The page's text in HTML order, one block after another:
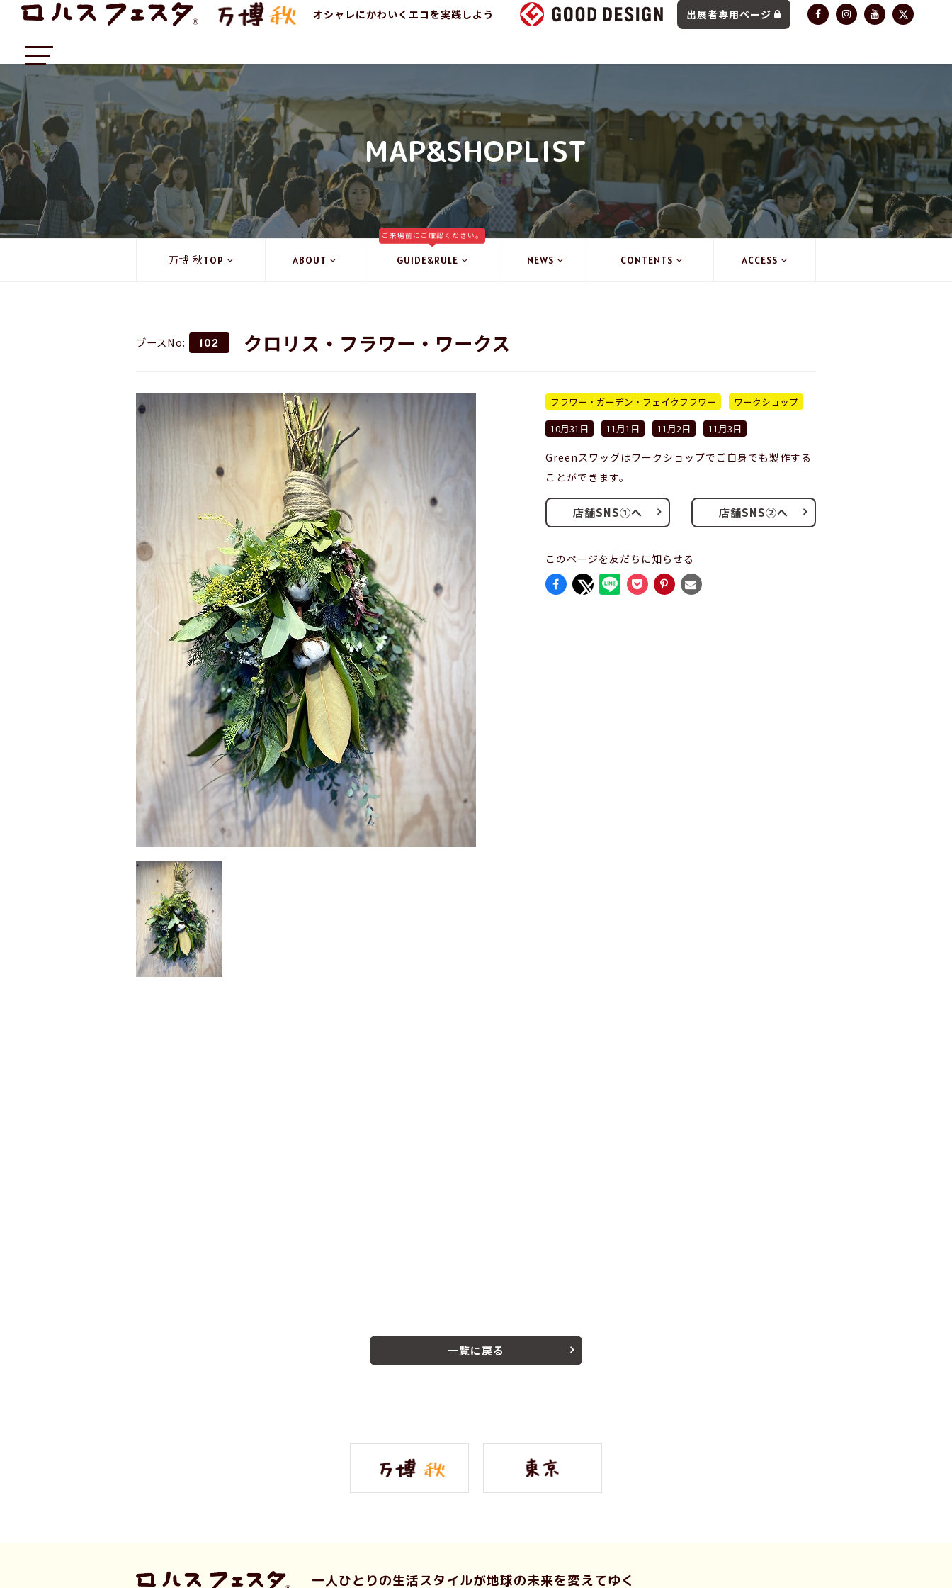
オシャレにかわいくエコを実践しよう 出展者専用ページ
MAP&SHOPLIST
万博 秋TOP ABOUT GUIDE&RULE
ご来場前にご確認ください。
NEWS CONTENTS ACCESS
ブースNo: 102 クロリス・フラワー・ワークス
フラワー・ガーデン・フェイクフラワー
ワークショップ
10月31日
11月1日 11月2日 11月3日
Greenスワッグはワークショップでご自身でも製作する
ことができます。
店舗SNS①へ 店舗SNS②へ
このページを友だちに知らせる
一覧に戻る
一人ひとりの生活スタイルが地球の未来を変えてゆく